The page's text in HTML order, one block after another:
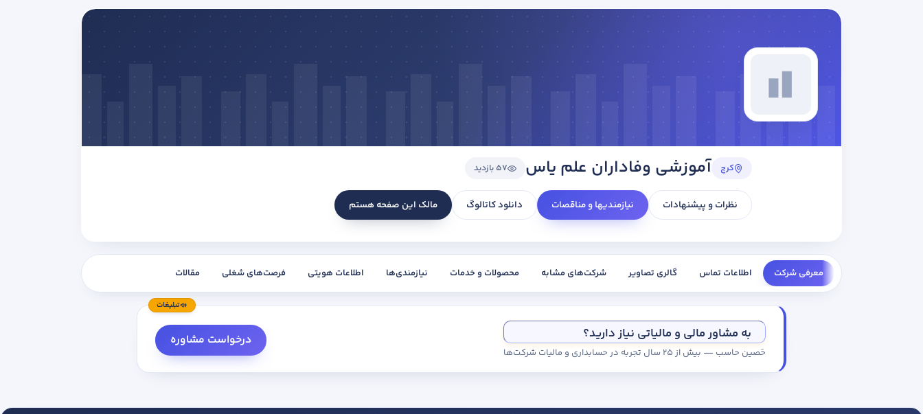
کرج آموزشی وفاداران علم یاس 57 بازدید
نظرات و پیشنهادات نیازمندیها و مناقصات دانلود کاتالوگ مالک این صفحه هستم
معرفی شرکت اطلاعات تماس گالری تصاویر شرکت‌های مشابه محصولات و خدمات نیازمندی‌ها اطلاعات هویتی فرصت‌های شغلی مقالات
تبلیغات
به مشاور مالی و مالیاتی نیاز دارید؟
حَصین حاسب — بیش از ۲۵ سال تجربه در حسابداری و مالیات شرکت‌ها
درخواست مشاوره